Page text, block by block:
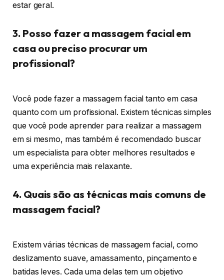
estar geral.
3. Posso fazer a massagem facial em
casa ou preciso procurar um
profissional?
Você pode fazer a massagem facial tanto em casa
quanto com um profissional. Existem técnicas simples
que você pode aprender para realizar a massagem
em si mesmo, mas também é recomendado buscar
um especialista para obter melhores resultados e
uma experiência mais relaxante.
4. Quais são as técnicas mais comuns de
massagem facial?
Existem várias técnicas de massagem facial, como
deslizamento suave, amassamento, pinçamento e
batidas leves. Cada uma delas tem um objetivo